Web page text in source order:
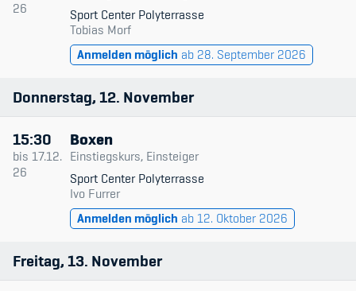
26
Sport Center Polyterrasse
Tobias Morf
Anmelden möglich ab 28. September 2026
Donnerstag 12 November
15:30
bis 17.12.
26
Boxen
Einstiegskurs, Einsteiger
Sport Center Polyterrasse
Ivo Furrer
Anmelden möglich ab 12. Oktober 2026
Freitag 13 November